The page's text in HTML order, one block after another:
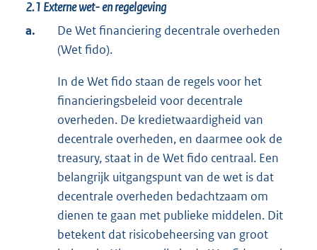
2.1 Externe wet- en regelgeving
a.
De Wet financiering decentrale overheden
(Wet fido).
In de Wet fido staan de regels voor het
financieringsbeleid voor decentrale
overheden. De kredietwaardigheid van
decentrale overheden, en daarmee ook de
treasury, staat in de Wet fido centraal. Een
belangrijk uitgangspunt van de wet is dat
decentrale overheden bedachtzaam om
dienen te gaan met publieke middelen. Dit
betekent dat risicobeheersing van groot